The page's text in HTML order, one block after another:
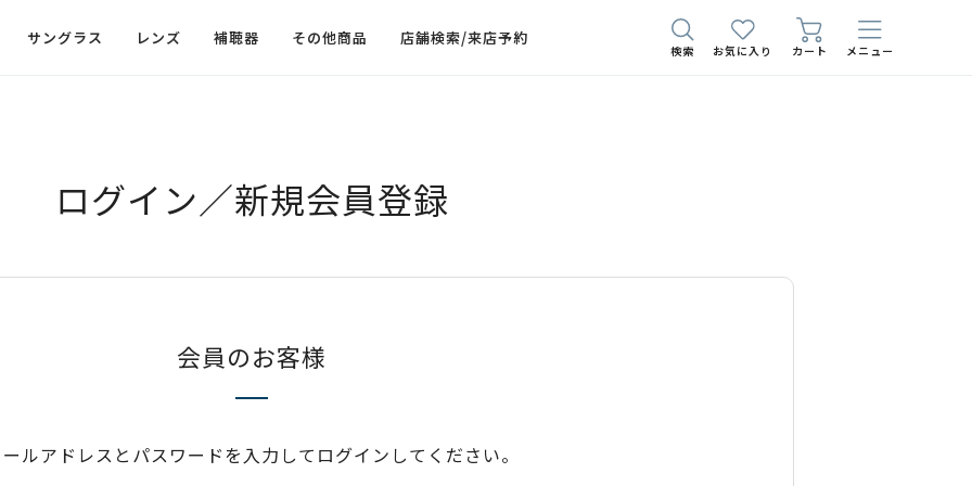
サングラス レンズ 補聴器 その他商品 店舗検索/来店予約
検索 お気に入り カート メニュー
ログイン／新規会員登録
会員のお客様
ルアドレスとパスワードを入力してログインしてください。